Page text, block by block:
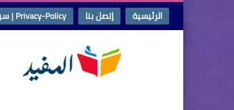
الرئيسية إتصل بنا Privacy-Policy | سياسة الخصوصية